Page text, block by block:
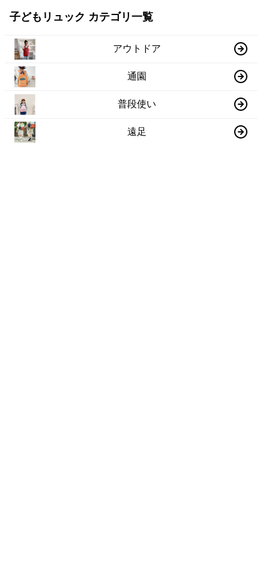
子どもリュック カテゴリ一覧
アウトドア
通園
普段使い
遠足